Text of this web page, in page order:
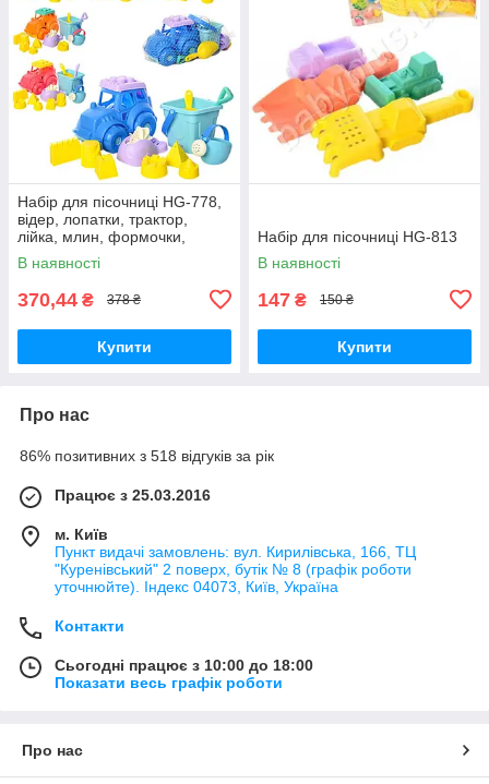
Набір для пісочниці HG-778,
відер, лопатки, трактор,
лійка, млин, формочки,
м'який
В наявності
370,44 ₴ 378 ₴
Купити
Набір для пісочниці HG-813
В наявності
147 ₴ 150 ₴
Купити
Про нас
86% позитивних з 518 відгуків за рік
Працює з 25.03.2016
м. Київ
Пункт видачі замовлень: вул. Кирилівська, 166, ТЦ
"Куренівський" 2 поверх, бутік № 8 (графік роботи
уточнюйте). Індекс 04073, Київ, Україна
Контакти
Сьогодні працює з 10:00 до 18:00
Показати весь графік роботи
Про нас